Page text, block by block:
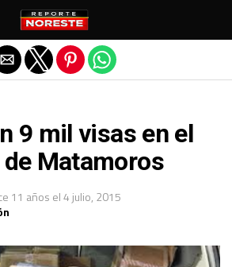
9 mil visas en el
Matamoros
11 años el4 julio, 2015
de la versión móvil